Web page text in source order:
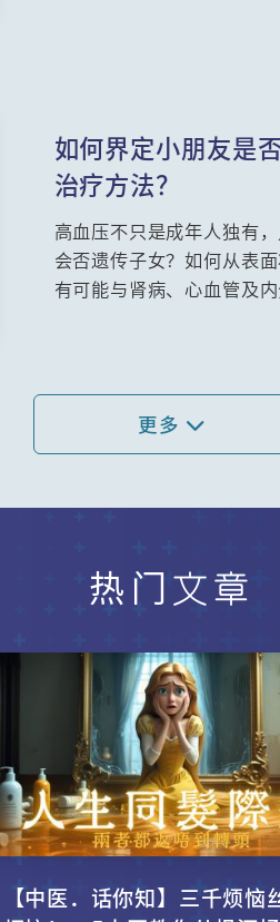
如何界定小朋友是
治疗方法？
高血压不只是成年人独有
会否遗传子女？如何从表
有可能与肾病、心血管及
更多
热门文章
【中医．话你知】三千烦恼